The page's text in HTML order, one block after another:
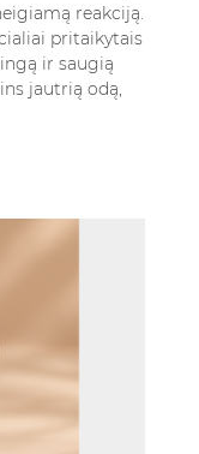
reakciją.
pritaikytais
ir saugią
jautrią odą,